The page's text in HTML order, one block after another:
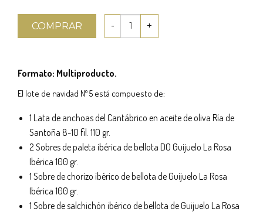
COMPRAR
Formato: Multiproducto.
El lote de navidad Nº 5 está compuesto de:
1 Lata de anchoas del Cantábrico en aceite de oliva Ría de
Santoña 8-10 fil. 110 gr.
2 Sobres de paleta ibérica de bellota DO Guijuelo La Rosa
Ibérica 100 gr.
1 Sobre de chorizo ibérico de bellota de Guijuelo La Rosa
Ibérica 100 gr.
1 Sobre de salchichón ibérico de bellota de Guijuelo La Rosa